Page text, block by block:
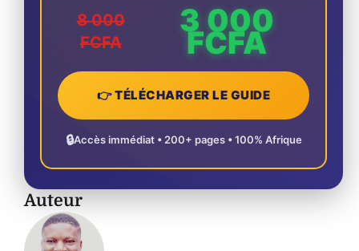
8 000
FCFA
3 000
FCFA
👉 TÉLÉCHARGER LE GUIDE
🔒Accès immédiat • 200+ pages • 100% Afrique
Auteur